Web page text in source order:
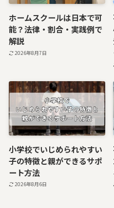
ホームスクールは日本で可
能？法律・割合・実践例で
解説
2026年8月7日
小学校でいじめられやすい
子の特徴と親ができるサポ
ート方法
2026年8月6日